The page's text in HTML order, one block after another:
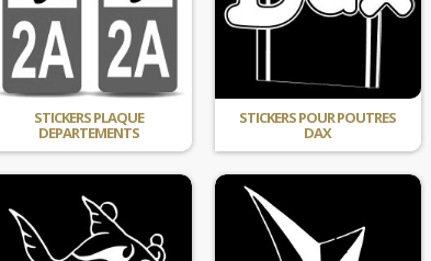
STICKERS PLAQUE
DEPARTEMENTS
STICKERS POUR POUTRES
DAX